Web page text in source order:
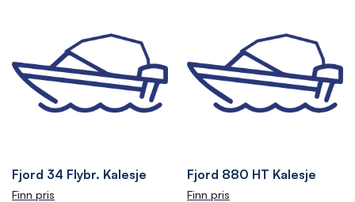
Fjord 34 Flybr. Kalesje
Finn pris
Fjord 880 HT Kalesje
Finn pris